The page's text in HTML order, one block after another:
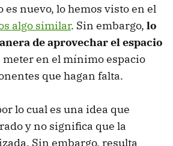
es nuevo, lo hemos visto en el
algo similar. Sin embargo, lo
de aprovechar el espacio
en el mínimo espacio
que hagan falta.
lo cual es una idea que
y no significa que la
Sin embargo, resulta